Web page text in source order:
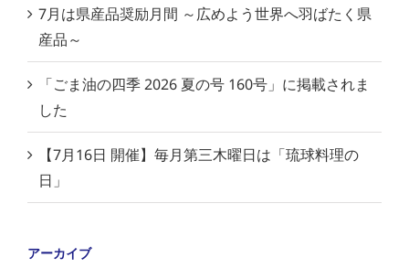
7月は県産品奨励月間 ～広めよう世界へ羽ばたく県
産品～
「ごま油の四季 2026 夏の号 160号」に掲載されま
した
【7月16日 開催】毎月第三木曜日は「琉球料理の
日」
アーカイブ